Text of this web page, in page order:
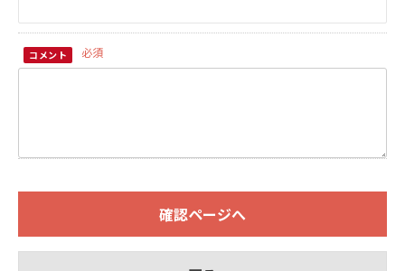
コメント 必須
確認ページへ